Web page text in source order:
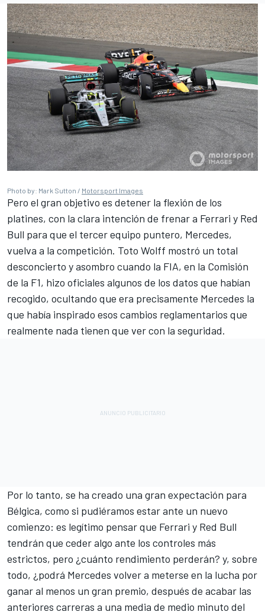
Photo by: Mark Sutton / Motorsport Images
Pero el gran objetivo es detener la flexión de los
platines, con la clara intención de frenar a Ferrari y Red
Bull para que el tercer equipo puntero, Mercedes,
vuelva a la competición. Toto Wolff mostró un total
desconcierto y asombro cuando la FIA, en la Comisión
de la F1, hizo oficiales algunos de los datos que habían
recogido, ocultando que era precisamente Mercedes la
que había inspirado esos cambios reglamentarios que
realmente nada tienen que ver con la seguridad.
Por lo tanto, se ha creado una gran expectación para
Bélgica, como si pudiéramos estar ante un nuevo
comienzo: es legítimo pensar que Ferrari y Red Bull
tendrán que ceder algo ante los controles más
estrictos, pero ¿cuánto rendimiento perderán? y, sobre
todo, ¿podrá Mercedes volver a meterse en la lucha por
ganar al menos un gran premio, después de acabar las
anteriores carreras a una media de medio minuto del